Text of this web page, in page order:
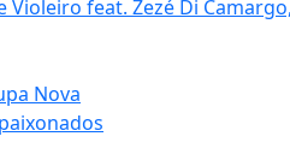
feat. Zezé Di
Nova